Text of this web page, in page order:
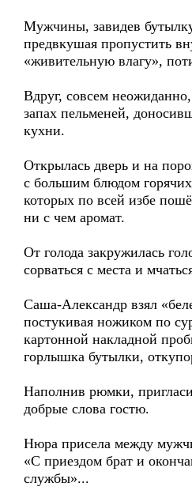
Мужчины, завидев
предвкушая пропустить
«живительную влагу»,
Вдруг, совсем
запах пельменей,
кухни.
Открылась дверь и на
с большим блюдом
которых по всей избе
ни с чем аромат.
От голода закружилась
сорваться с места и
Саша-Александр взял
постукивая ножиком по
картонной накладной
горлышка бутылки,
Наполнив рюмки,
добрые слова гостю.
Нюра присела между
«С приездом брат и
службы»...